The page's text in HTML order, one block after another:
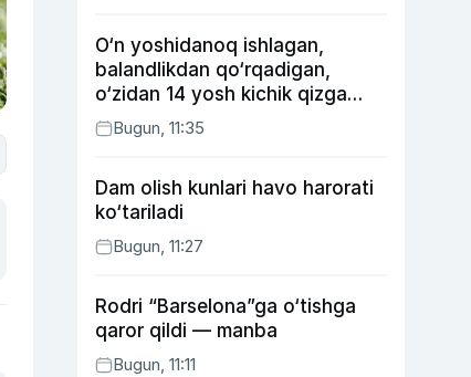
O‘n yoshidanoq ishlagan,
balandlikdan qo‘rqadigan,
o‘zidan 14 yosh kichik qizga
uylangan Yorqinxo‘ja Umarov
34 yoshda
Bugun, 11:35
Dam olish kunlari havo harorati
ko‘tariladi
Bugun, 11:27
Rodri “Barselona”ga o‘tishga
qaror qildi — manba
Bugun, 11:11